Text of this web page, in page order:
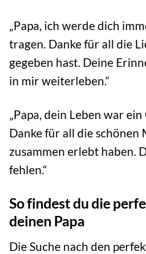
„Papa, ich werde dich
tragen. Danke für all die
gegeben hast. Deine
in mir weiterleben.“
„Papa, dein Leben war
Danke für all die schönen
zusammen erlebt haben.
fehlen.“
So findest du die
deinen Papa
Die Suche nach den